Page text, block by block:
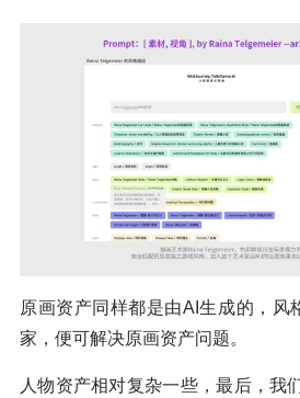
原画资产同样都是由AI生成的，风
家，便可解决原画资产问题。
人物资产相对复杂一些，最后，我